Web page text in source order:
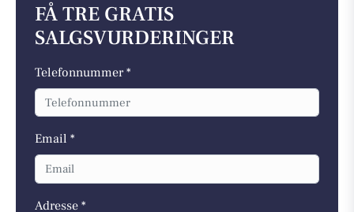
FÅ TRE GRATIS
SALGSVURDERINGER
Telefonnummer *
Email *
Adresse *